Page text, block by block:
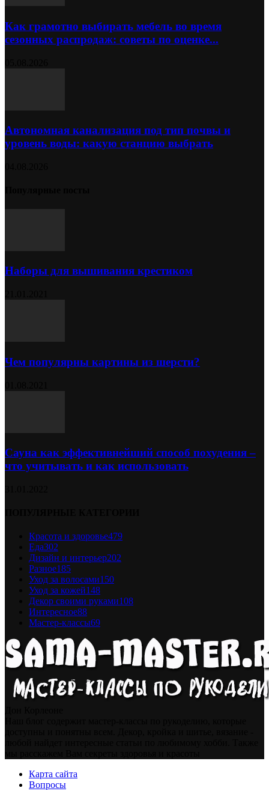
Как грамотно выбирать мебель во время
сезонных распродаж: советы по оценке...
Автономная канализация под тип почвы и
уровень воды: какую станцию выбрать
Наборы для вышивания крестиком
Чем популярны картины из шерсти?
Сауна как эффективнейший способ похудения –
что учитывать и как использовать
Красота и здоровье479
Еда302
Дизайн и интерьер202
Разное185
Уход за волосами150
Уход за кожей148
Декор своими руками108
Интересное88
Мастер-классы69
Карта сайта
Вопросы